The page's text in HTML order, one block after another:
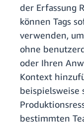
der Erfassung
können Tags
verwenden,
ohne
oder Ihren
Kontext
beispielsweise
bestimmten